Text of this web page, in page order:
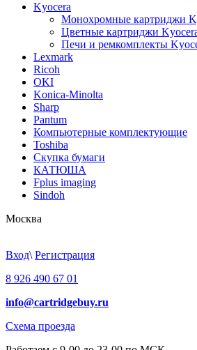
Kyocera
Монохромные картриджи
Цветные картриджи
Печи и ремкомплекты
Lexmark
Ricoh
OKI
Konica-Minolta
Sharp
Pantum
Компьютерные комплектующие
Toshiba
Скупка бумаги
КАТЮША
Fplus imaging
Sindoh
Москва
Вход\ Регистрация
8 926 490 67 01
info@cartridgebuy.ru
Схема проезда